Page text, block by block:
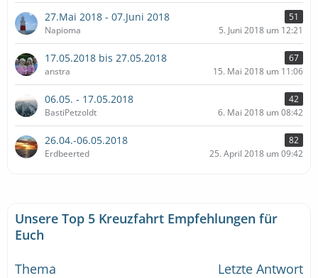
27.Mai 2018 - 07.Juni 2018
51
Napioma
5. Juni 2018 um 12:21
17.05.2018 bis 27.05.2018
67
anstra
15. Mai 2018 um 11:06
06.05. - 17.05.2018
42
BastiPetzoldt
6. Mai 2018 um 08:42
26.04.-06.05.2018
82
Erdbeerted
25. April 2018 um 09:42
Unsere Top 5 Kreuzfahrt Empfehlungen für
Euch
Thema
Letzte Antwort